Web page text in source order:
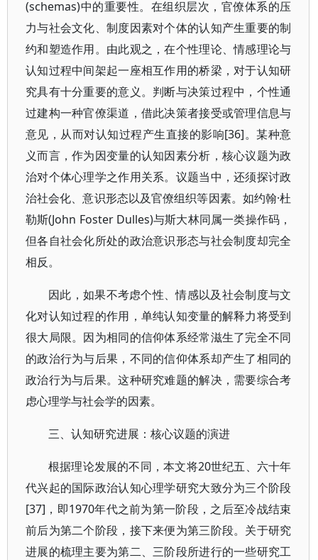
(schemas)中的重要性。在组织层次，官僚体系的压
力与社会文化、制度因素对个体的认知产生重要的制
约和塑造作用。由此观之，在个性理论、情感理论与
认知过程中间架起一座相互作用的桥梁，对于认知研
究具有十分重要的意义。判断与决策过程中，个性通
过建构一种官僚渠道，借此决策者接受或管理信息与
意见，从而对认知过程产生直接的影响[36]。某种意
义而言，作为因变量的认知因素分析，核心议题为政
治对个体心理学之作用关系。议题当中，还须探讨政
治社会化、意识形态以及官僚组织等因素。如约翰·杜
勒斯(John Foster Dulles)与斯大林同属一类操作码，
但各自社会化所处的政治意识形态与社会制度却完全
相反。
因此，如果不考虑个性、情感以及社会制度与文
化对认知过程的作用，单纯认知变量的解释力将受到
很大局限。因为相同的信仰体系经常滋生了完全不同
的政治行为与后果，不同的信仰体系却产生了相同的
政治行为与后果。这种研究难题的解决，需要综合考
虑心理学与社会学的因素。
三、认知研究进展：核心议题的演进
根据理论发展的不同，本文将20世纪五、六十年
代兴起的国际政治认知心理学研究大致分为三个阶段
[37]，即1970年代之前为第一阶段，之后至冷战结束
前后为第二个阶段，接下来便为第三阶段。关于研究
进展的梳理主要为第二、三阶段所进行的一些研究工